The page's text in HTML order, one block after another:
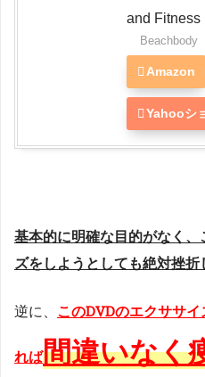
and Fitness
Beachbody
Amazon
Yahooシ
基本的に明確な目的がなく
ズをしようとしても絶対挫折
逆に、 このDVDのエクササ
れば間違いなく